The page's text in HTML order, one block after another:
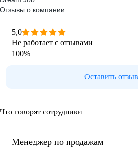
Отзывы о компании
5,0
Не работает с отзывами
100%
Оставить отзыв
Что говорят сотрудники
Менеджер по продажам